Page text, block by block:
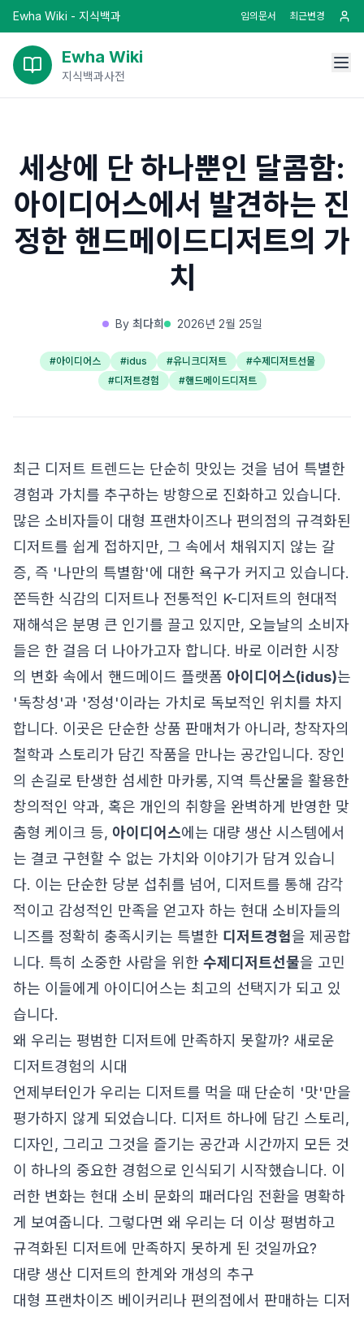
Ewha Wiki - 지식백과 임의문서 최근변경
Ewha Wiki
지식백과사전
세상에 단 하나뿐인 달콤함:
아이디어스에서 발견하는 진
정한 핸드메이드디저트의 가
치
By 최다희 2026년 2월 25일
#아이디어스 #idus #유니크디저트 #수제디저트선물
#디저트경험 #핸드메이드디저트
최근 디저트 트렌드는 단순히 맛있는 것을 넘어 특별한
경험과 가치를 추구하는 방향으로 진화하고 있습니다.
많은 소비자들이 대형 프랜차이즈나 편의점의 규격화된
디저트를 쉽게 접하지만, 그 속에서 채워지지 않는 갈
증, 즉 '나만의 특별함'에 대한 욕구가 커지고 있습니다.
쫀득한 식감의 디저트나 전통적인 K-디저트의 현대적
재해석은 분명 큰 인기를 끌고 있지만, 오늘날의 소비자
들은 한 걸음 더 나아가고자 합니다. 바로 이러한 시장
의 변화 속에서 핸드메이드 플랫폼 아이디어스(idus)는
'독창성'과 '정성'이라는 가치로 독보적인 위치를 차지
합니다. 이곳은 단순한 상품 판매처가 아니라, 창작자의
철학과 스토리가 담긴 작품을 만나는 공간입니다. 장인
의 손길로 탄생한 섬세한 마카롱, 지역 특산물을 활용한
창의적인 약과, 혹은 개인의 취향을 완벽하게 반영한 맞
춤형 케이크 등, 아이디어스에는 대량 생산 시스템에서
는 결코 구현할 수 없는 가치와 이야기가 담겨 있습니
다. 이는 단순한 당분 섭취를 넘어, 디저트를 통해 감각
적이고 감성적인 만족을 얻고자 하는 현대 소비자들의
니즈를 정확히 충족시키는 특별한 디저트경험을 제공합
니다. 특히 소중한 사람을 위한 수제디저트선물을 고민
하는 이들에게 아이디어스는 최고의 선택지가 되고 있
습니다.
왜 우리는 평범한 디저트에 만족하지 못할까? 새로운
디저트경험의 시대
언제부터인가 우리는 디저트를 먹을 때 단순히 '맛'만을
평가하지 않게 되었습니다. 디저트 하나에 담긴 스토리,
디자인, 그리고 그것을 즐기는 공간과 시간까지 모든 것
이 하나의 중요한 경험으로 인식되기 시작했습니다. 이
러한 변화는 현대 소비 문화의 패러다임 전환을 명확하
게 보여줍니다. 그렇다면 왜 우리는 더 이상 평범하고
규격화된 디저트에 만족하지 못하게 된 것일까요?
대량 생산 디저트의 한계와 개성의 추구
대형 프랜차이즈 베이커리나 편의점에서 판매하는 디저